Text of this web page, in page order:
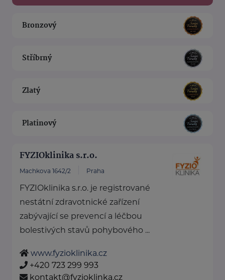
Bronzový
Stříbrný
Zlatý
Platinový
FYZIOklinika s.r.o.
Machkova 1642/2 Praha
FYZIOklinika s.r.o. je registrované
nestátní zdravotnické zařízení
zabývající se prevencí a léčbou
bolestivých stavů pohybového ...
www.fyzioklinika.cz
+420 723 299 993
kontakt@fyzioklinka.cz